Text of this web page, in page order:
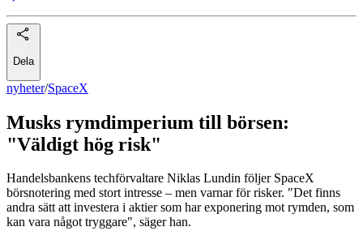
Dela
nyheter/SpaceX
Musks rymdimperium till börsen:
"Väldigt hög risk"
Handelsbankens techförvaltare Niklas Lundin följer SpaceX
börsnotering med stort intresse – men varnar för risker. "Det finns
andra sätt att investera i aktier som har exponering mot rymden, som
kan vara något tryggare", säger han.